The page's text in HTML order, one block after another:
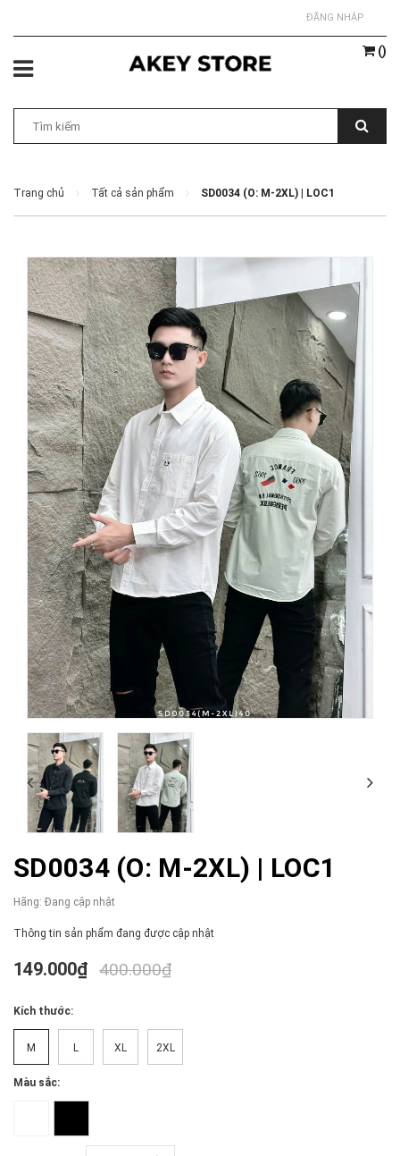
ĐĂNG NHẬP
()
Trang chủ Tất cả sản phẩm SD0034 (O: M-2XL) | LOC1
SD0034 (O: M-2XL) | LOC1
Hãng: Đang cập nhật
Thông tin sản phẩm đang được cập nhật
149.000₫ 400.000₫
Kích thước:
M L XL 2XL
Màu sắc: